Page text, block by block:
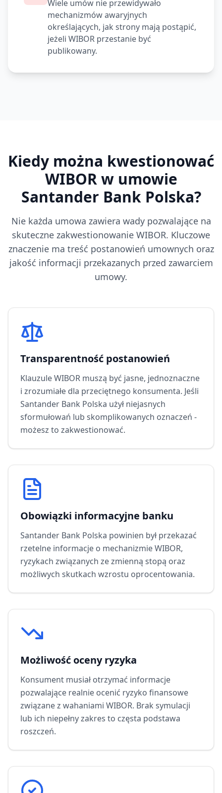
Wiele umów nie przewidywało
mechanizmów awaryjnych
określających, jak strony mają postąpić,
jeżeli WIBOR przestanie być
publikowany.
Kiedy można kwestionować
WIBOR w umowie
Santander Bank Polska?
Nie każda umowa zawiera wady pozwalające na
skuteczne zakwestionowanie WIBOR. Kluczowe
znaczenie ma treść postanowień umownych oraz
jakość informacji przekazanych przed zawarciem
umowy.
Transparentność postanowień
Klauzule WIBOR muszą być jasne, jednoznaczne
i zrozumiałe dla przeciętnego konsumenta. Jeśli
Santander Bank Polska użył niejasnych
sformułowań lub skomplikowanych oznaczeń -
możesz to zakwestionować.
Obowiązki informacyjne banku
Santander Bank Polska powinien był przekazać
rzetelne informacje o mechanizmie WIBOR,
ryzykach związanych ze zmienną stopą oraz
możliwych skutkach wzrostu oprocentowania.
Możliwość oceny ryzyka
Konsument musiał otrzymać informacje
pozwalające realnie ocenić ryzyko finansowe
związane z wahaniami WIBOR. Brak symulacji
lub ich niepełny zakres to częsta podstawa
roszczeń.